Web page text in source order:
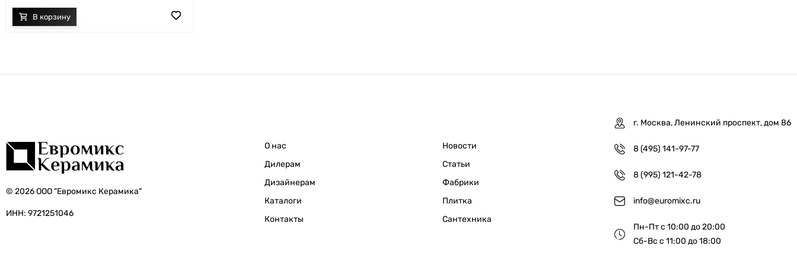
© 2026 ООО "Евромикс Керамика"
ИНН: 9721251046
О нас
Дилерам
Дизайнерам
Каталоги
Контакты
Новости
Статьи
Фабрики
Плитка
Сантехника
г. Москва, Ленинский проспект, дом 86
8 (495) 141-97-77
8 (995) 121-42-78
info@euromixc.ru
Пн-Пт с 10:00 до 20:00
Сб-Вс с 11:00 до 18:00